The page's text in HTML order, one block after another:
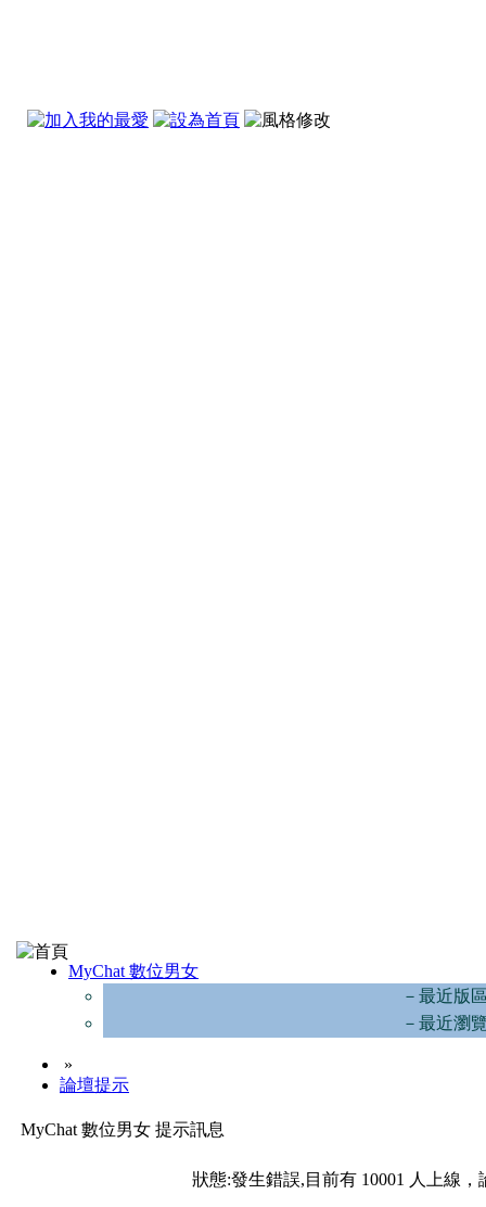
MyChat 數位男女
－最近版
－最近瀏
»
論壇提示
MyChat 數位男女 提示訊息
狀態:發生錯誤,目前有 10001 人上線